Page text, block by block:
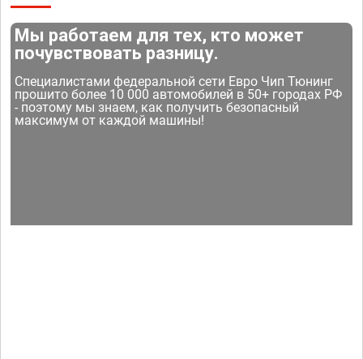
Мы работаем для тех, кто может
почувствовать разницу.
Специалистами федеральной сети Евро Чип Тюнинг
прошито более 10 000 автомобилей в 50+ городах РФ
- поэтому мы знаем, как получить безопасный
максимум от каждой машины!